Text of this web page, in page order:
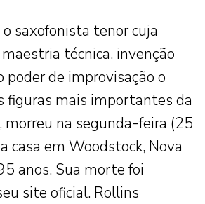
o saxofonista tenor cuja
técnica, invenção
poder de improvisação o
figuras mais importantes da
, morreu na segunda-feira (25
casa em Woodstock, Nova
anos. Sua morte foi
site oficial. Rollins